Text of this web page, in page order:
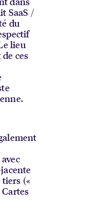
SaaS /
du
lieu
ces
tiers («